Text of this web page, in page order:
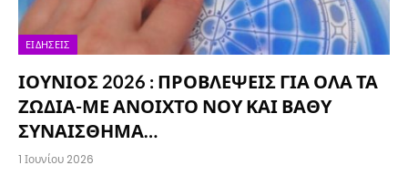
ΕΙΔΉΣΕΙΣ
ΙΟΥΝΙΟΣ 2026 : ΠΡΟΒΛΕΨΕΙΣ ΓΙΑ ΟΛΑ ΤΑ
ΖΩΔΙΑ-ΜΕ ΑΝΟΙΧΤΟ ΝΟΥ ΚΑΙ ΒΑΘΥ
ΣΥΝΑΙΣΘΗΜΑ…
1 Ιουνίου 2026